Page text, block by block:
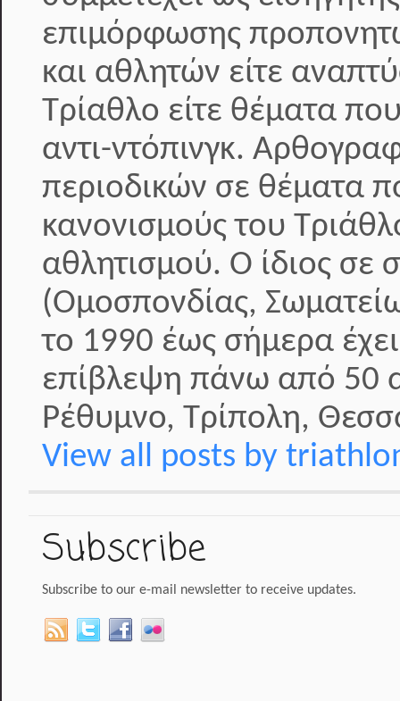
επιμόρφωσης
και αθλητών είτε
Τρίαθλο είτε θέματα
αντι-ντόπινγκ.
περιοδικών σε θέματα
κανονισμούς του
αθλητισμού. Ο ίδιος σε
(Ομοσπονδίας,
το 1990 έως σήμερα
επίβλεψη πάνω από 50
Ρέθυμνο, Τρίπολη,
View all posts by
Subscribe
Subscribe to our e-mail newsletter to receive updates.